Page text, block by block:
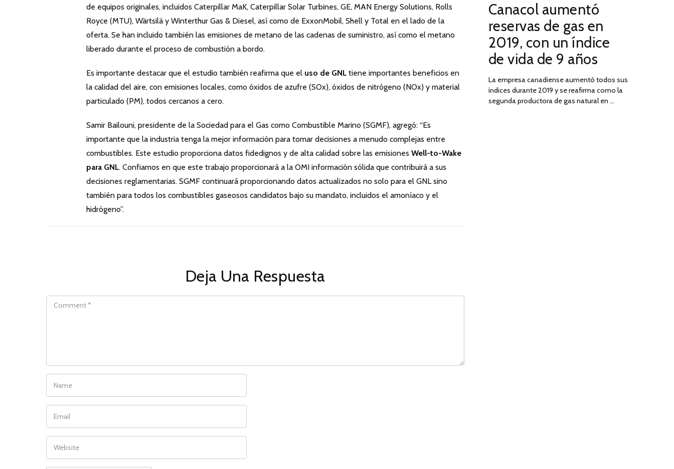
de equipos originales, incluidos Caterpillar MaK, Caterpillar Solar Turbines, GE, MAN Energy Solutions, Rolls
Royce (MTU), Wärtsilä y Winterthur Gas & Diesel, así como de ExxonMobil, Shell y Total en el lado de la
oferta. Se han incluido también las emisiones de metano de las cadenas de suministro, así como el metano
liberado durante el proceso de combustión a bordo.
Es importante destacar que el estudio también reafirma que el uso de GNL tiene importantes beneficios en
la calidad del aire, con emisiones locales, como óxidos de azufre (SOx), óxidos de nitrógeno (NOx) y material
particulado (PM), todos cercanos a cero.
Samir Bailouni, presidente de la Sociedad para el Gas como Combustible Marino (SGMF), agregó: “Es
importante que la industria tenga la mejor información para tomar decisiones a menudo complejas entre
combustibles. Este estudio proporciona datos fidedignos y de alta calidad sobre las emisiones Well-to-Wake
para GNL. Confiamos en que este trabajo proporcionará a la OMI información sólida que contribuirá a sus
decisiones reglamentarias. SGMF continuará proporcionando datos actualizados no solo para el GNL sino
también para todos los combustibles gaseosos candidatos bajo su mandato, incluidos el amoníaco y el
hidrógeno”.
Deja Una Respuesta
COMMENT
NAME
EMAIL
WEBSITE
ON
2025
Canacol aumentó
reservas de gas en
2019, con un índice
de vida de 9 años
La empresa canadiense aumentó todos sus
índices durante 2019 y se reafirma como la
segunda productora de gas natural en …